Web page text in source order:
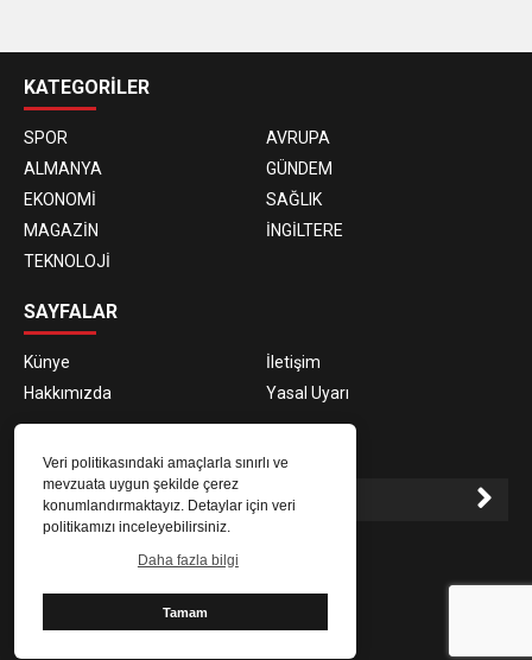
Veri politikasındaki amaçlarla sınırlı ve
mevzuata uygun şekilde çerez
konumlandırmaktayız. Detaylar için veri
politikamızı inceleyebilirsiniz.
Daha fazla bilgi
Tamam
siteleri
KATEGORİLER
SPOR
AVRUPA
ALMANYA
GÜNDEM
EKONOMİ
SAĞLIK
MAGAZİN
İNGİLTERE
TEKNOLOJİ
SAYFALAR
Künye
İletişim
Hakkımızda
Yasal Uyarı